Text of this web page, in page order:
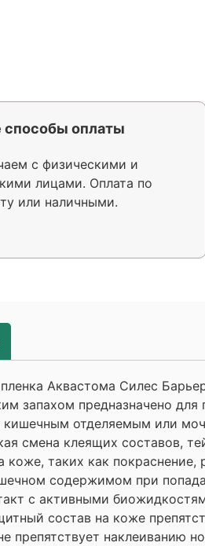
оплаты
с физическими и
лицами. Оплата по
или наличными.
Аквастома Силес
запахом предназначено
кишечным отделяемым или
смена клеящих составов,
таких как
содержимом при
с активными
состав на коже
препятствует наклеиванию